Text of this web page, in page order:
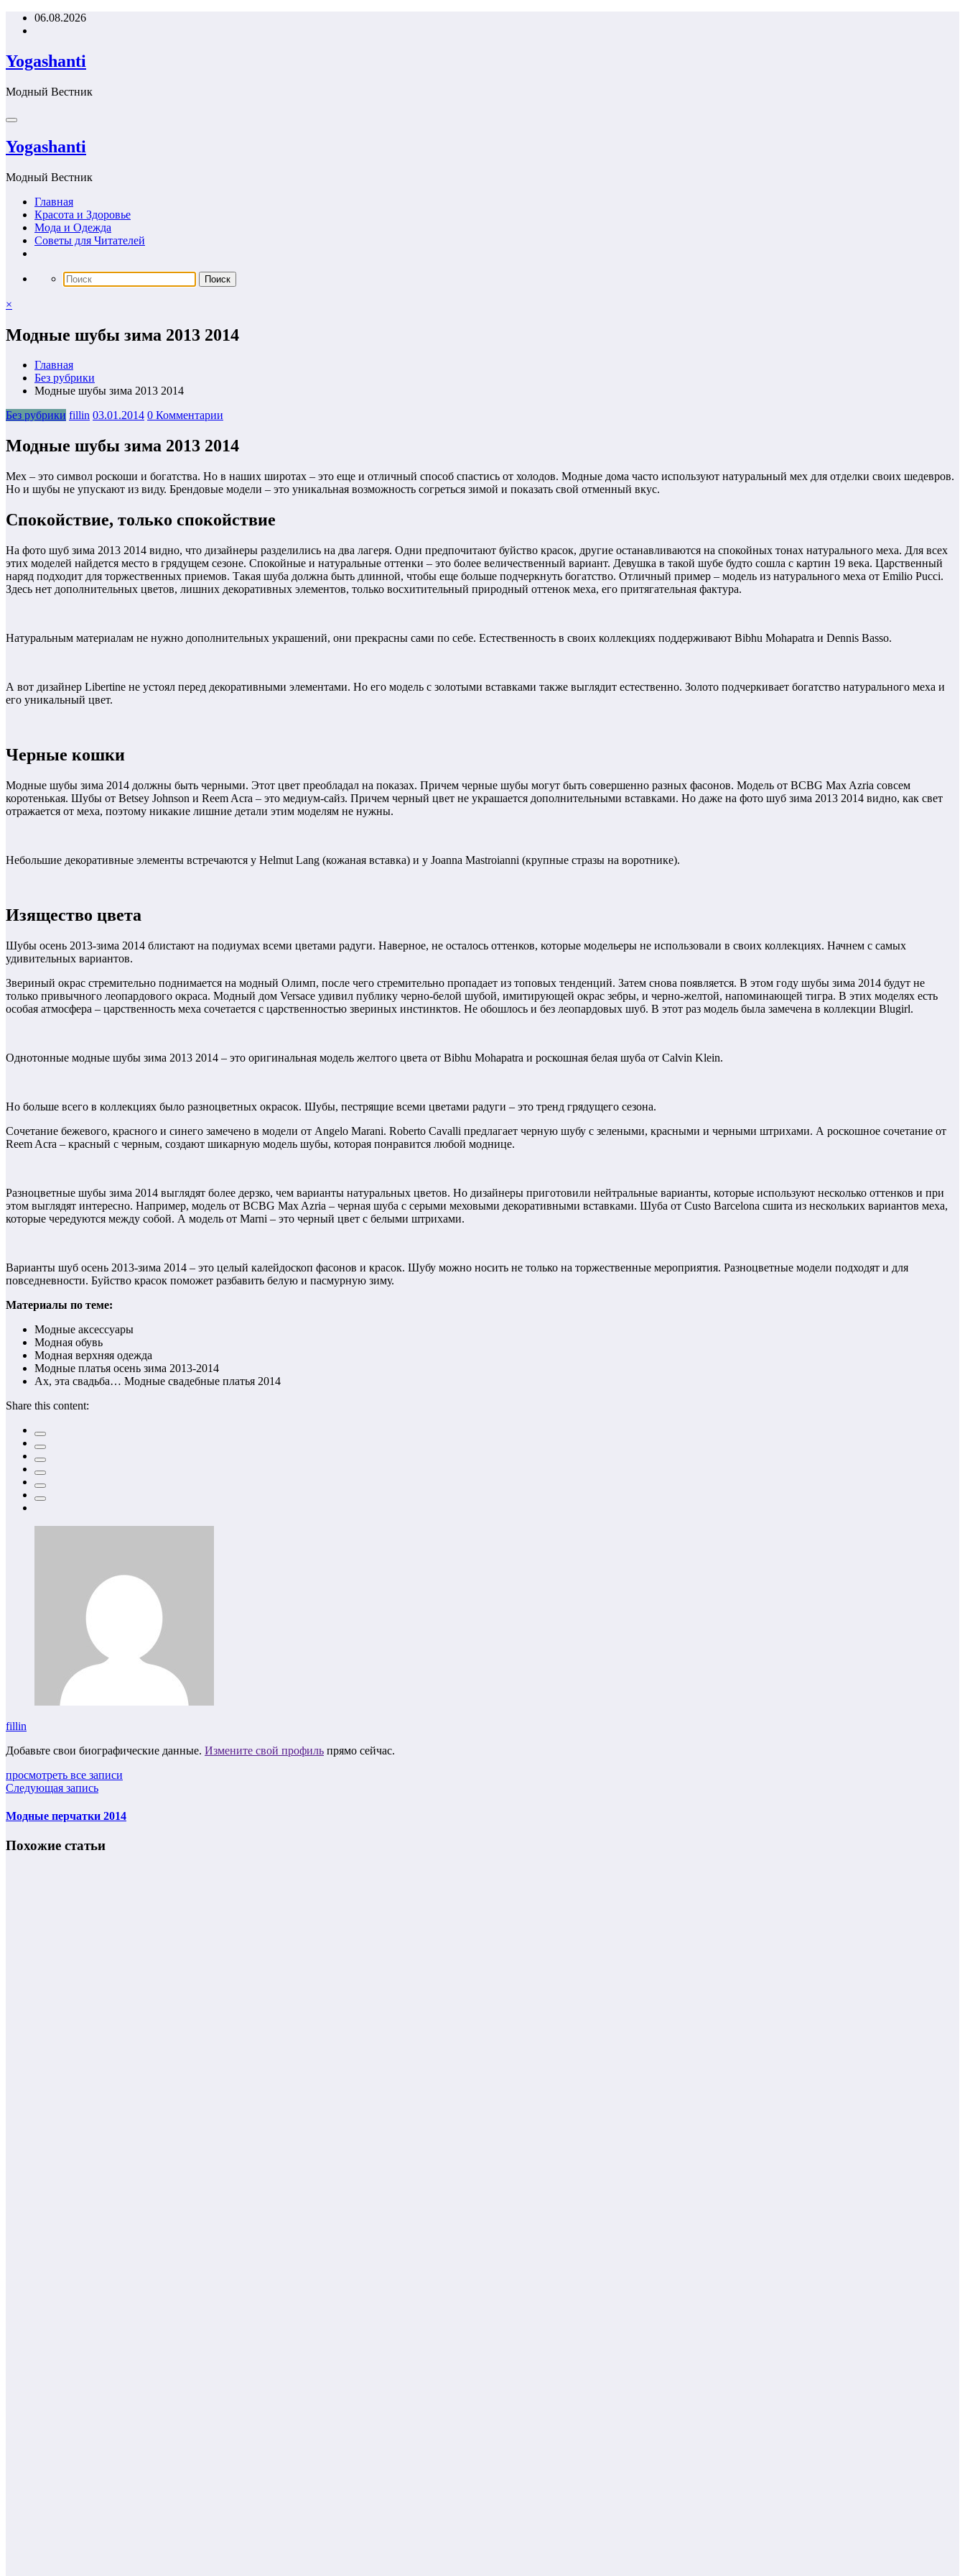
Перейти06.08.2026
Yogashanti
Модный Вестник
Yogashanti
Модный Вестник
Главная
Красота и Здоровье
Мода и Одежда
Советы для Читателей
×
Модные шубы зима 2013 2014
Главная
Без рубрики
Модные шубы зима 2013 2014
Без рубрики fillin 03.01.2014 0 Комментарии
Модные шубы зима 2013 2014
Мех – это символ роскоши и богатства. Но в наших широтах – это еще и отличный способ спастись от холодов. Модные дома часто используют натуральный мех для отделки своих шедевров.
Но и шубы не упускают из виду. Брендовые модели – это уникальная возможность согреться зимой и показать свой отменный вкус.
Спокойствие, только спокойствие
На фото шуб зима 2013 2014 видно, что дизайнеры разделились на два лагеря. Одни предпочитают буйство красок, другие останавливаются на спокойных тонах натурального меха. Для всех
этих моделей найдется место в грядущем сезоне. Спокойные и натуральные оттенки – это более величественный вариант. Девушка в такой шубе будто сошла с картин 19 века. Царственный
наряд подходит для торжественных приемов. Такая шуба должна быть длинной, чтобы еще больше подчеркнуть богатство. Отличный пример – модель из натурального меха от Emilio Pucci.
Здесь нет дополнительных цветов, лишних декоративных элементов, только восхитительный природный оттенок меха, его притягательная фактура.
Натуральным материалам не нужно дополнительных украшений, они прекрасны сами по себе. Естественность в своих коллекциях поддерживают Bibhu Mohapatra и Dennis Basso.
А вот дизайнер Libertine не устоял перед декоративными элементами. Но его модель с золотыми вставками также выглядит естественно. Золото подчеркивает богатство натурального меха и
его уникальный цвет.
Черные кошки
Модные шубы зима 2014 должны быть черными. Этот цвет преобладал на показах. Причем черные шубы могут быть совершенно разных фасонов. Модель от BCBG Max Azria совсем
коротенькая. Шубы от Betsey Johnson и Reem Acra – это медиум-сайз. Причем черный цвет не украшается дополнительными вставками. Но даже на фото шуб зима 2013 2014 видно, как свет
отражается от меха, поэтому никакие лишние детали этим моделям не нужны.
Небольшие декоративные элементы встречаются у Helmut Lang (кожаная вставка) и у Joanna Mastroianni (крупные стразы на воротнике).
Изящество цвета
Шубы осень 2013-зима 2014 блистают на подиумах всеми цветами радуги. Наверное, не осталось оттенков, которые модельеры не использовали в своих коллекциях. Начнем с самых
удивительных вариантов.
Звериный окрас стремительно поднимается на модный Олимп, после чего стремительно пропадает из топовых тенденций. Затем снова появляется. В этом году шубы зима 2014 будут не
только привычного леопардового окраса. Модный дом Versace удивил публику черно-белой шубой, имитирующей окрас зебры, и черно-желтой, напоминающей тигра. В этих моделях есть
особая атмосфера – царственность меха сочетается с царственностью звериных инстинктов. Не обошлось и без леопардовых шуб. В этот раз модель была замечена в коллекции Blugirl.
Однотонные модные шубы зима 2013 2014 – это оригинальная модель желтого цвета от Bibhu Mohapatra и роскошная белая шуба от Calvin Klein.
Но больше всего в коллекциях было разноцветных окрасок. Шубы, пестрящие всеми цветами радуги – это тренд грядущего сезона.
Сочетание бежевого, красного и синего замечено в модели от Angelo Marani. Roberto Cavalli предлагает черную шубу с зелеными, красными и черными штрихами. А роскошное сочетание от
Reem Acra – красный с черным, создают шикарную модель шубы, которая понравится любой моднице.
Разноцветные шубы зима 2014 выглядят более дерзко, чем варианты натуральных цветов. Но дизайнеры приготовили нейтральные варианты, которые используют несколько оттенков и при
этом выглядят интересно. Например, модель от BCBG Max Azria – черная шуба с серыми меховыми декоративными вставками. Шуба от Custo Barcelona сшита из нескольких вариантов меха,
которые чередуются между собой. А модель от Marni – это черный цвет с белыми штрихами.
Варианты шуб осень 2013-зима 2014 – это целый калейдоскоп фасонов и красок. Шубу можно носить не только на торжественные мероприятия. Разноцветные модели подходят и для
повседневности. Буйство красок поможет разбавить белую и пасмурную зиму.
Материалы по теме:
Модные аксессуары
Модная обувь
Модная верхняя одежда
Модные платья осень зима 2013-2014
Ах, эта свадьба… Модные свадебные платья 2014
Share this content:
fillin
Добавьте свои биографические данные. Измените свой профиль прямо сейчас.
просмотреть все записи
Следующая запись
Модные перчатки 2014
Похожие статьи